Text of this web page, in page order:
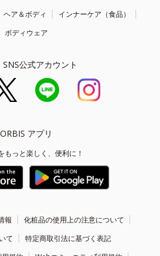
ヘア＆ボディ
インナーケア（食品）
ボディウェア
SNS公式アカウント
ORBIS アプリ
もっと楽しく、便利に！
報
化粧品の使用上の注意について
て
特定商取引法に基づく表記